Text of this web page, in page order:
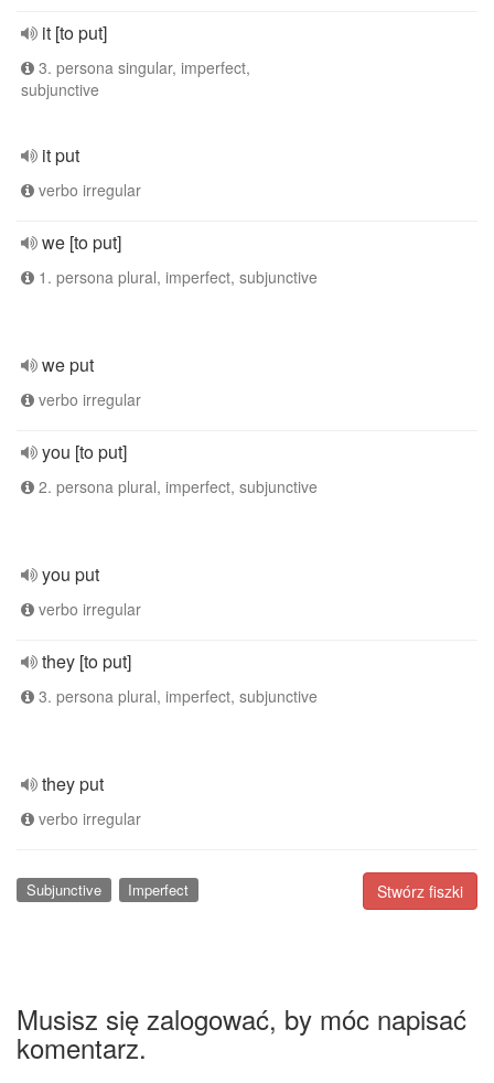
it [to put]
3. persona singular, imperfect,
subjunctive
it put
verbo irregular
we [to put]
1. persona plural, imperfect, subjunctive
we put
verbo irregular
you [to put]
2. persona plural, imperfect, subjunctive
you put
verbo irregular
they [to put]
3. persona plural, imperfect, subjunctive
they put
verbo irregular
Stwórz fiszki
Subjunctive Imperfect
Musisz się zalogować, by móc napisać
komentarz.